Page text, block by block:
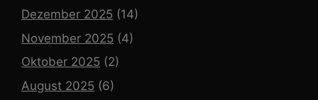
Dezember 2025 (14)
November 2025 (4)
Oktober 2025 (2)
August 2025 (6)